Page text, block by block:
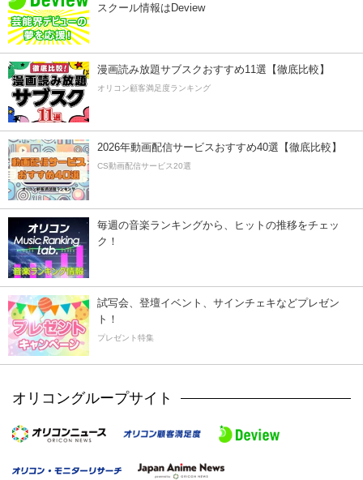
スクール情報はDeview
漫画読み放題サブスクおすすめ11選【徹底比較】
オリコン顧客満足度ランキング
2026年動画配信サービスおすすめ40選【徹底比較】
CS動画配信サービス20選
毎週の音楽ランキングから、ヒットの推移をチェッ
ク！
試写会、登壇イベント、サインチェキなどプレゼン
ト！
プレゼント特集
オリコングループサイト